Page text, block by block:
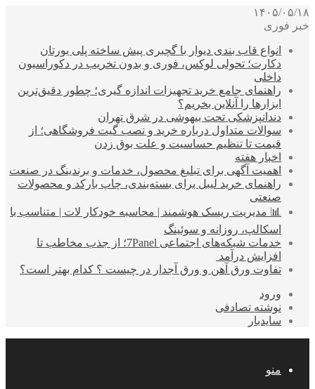
۱۴۰۵/۰۵/۱۸
خبر فوری
انواع قاب بندی دیوار با گچبری پیش ساخته پلی یورتان
دکارت؛ تحولی لوکس، فوری و بدون تخریب در دکوراسیون
داخلی
راهنمای جامع خرید تجهیزات اندازه گیری؛ چطور دقیق‌ترین
ابزارها را آنلاین بخریم؟
دندانپزشکی تحت بیهوشی در شرق تهران
سوالات متداول درباره خرید و نصب گیت فروشگاهی؛ از
قیمت تا تنظیم حساسیت و علت بوق زدن
اخبار هفته
اهمیت آگهی برای تبلیغ محصول، خدمات و برندینگ در صنعت
راهنمای خرید لیبل برای بسته‌بندی، چاپ بارکد و محصولات
صنعتی
📊 مدیریت ریسک هوشمند | محاسبه خودکار لات | متناسب با
اسکالپ، روزانه و سوئینگ
خدمات شبکه‌های اجتماعی 7Panel؛ از جذب مخاطب تا
افزایش درآمد
تفاوت ورق آهن و ورق آجدار در چیست ؟ کدام بهتر است؟
ورود
نوشته تصادفی
سایدبار
منو